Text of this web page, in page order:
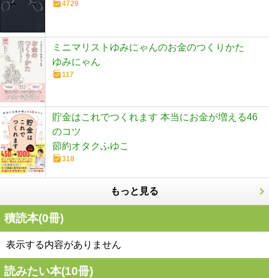
4729
ミニマリストゆみにゃんのお金のつくりかた
ゆみにゃん
117
貯金はこれでつくれます 本当にお金が増える46
のコツ
節約オタクふゆこ
318
もっと見る
積読本(0冊)
表示する内容がありません
読みたい本(10冊)